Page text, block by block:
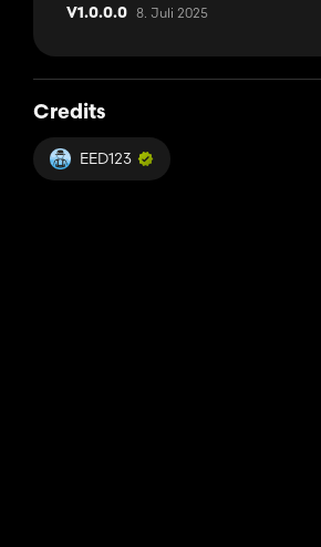
V1.0.0.0 8. Juli 2025
Credits
EED123